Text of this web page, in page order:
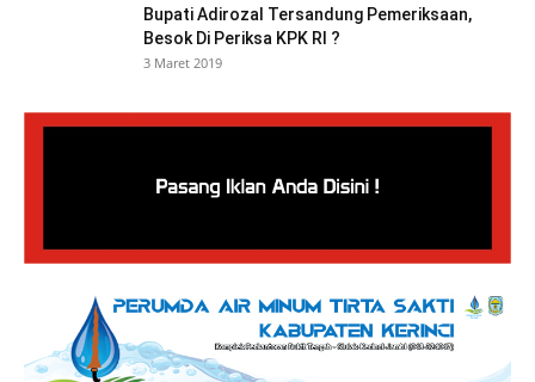
Bupati Adirozal Tersandung Pemeriksaan,
Besok Di Periksa KPK RI ?
3 Maret 2019